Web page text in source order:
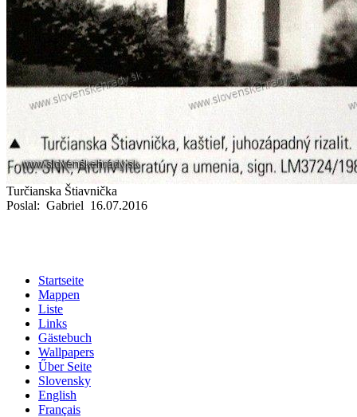
Turčianska Štiavnička
Poslal: Gabriel 16.07.2016
Startseite
Mappen
Liste
Links
Gästebuch
Wallpapers
Űber Seite
Slovensky
English
Français